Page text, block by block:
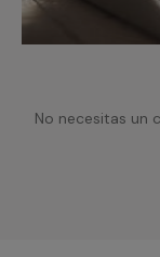
No necesitas un